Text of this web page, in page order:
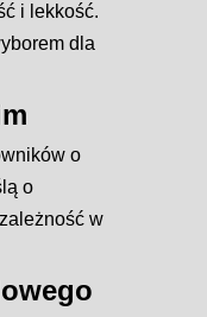
i lekkość.
dla
o
o
w